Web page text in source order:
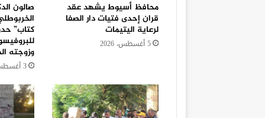
محافظ أسيوط يشهد عقد
قران إحدى فتيات دار الصفا
لرعاية اليتيمات
5 أغسطس، 2026
صالون
كتاب”
وزوجته
3 أغسطس، 2026